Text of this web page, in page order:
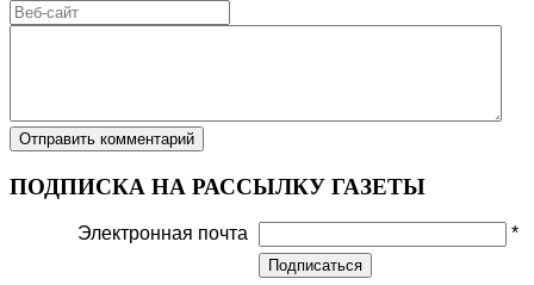
ПОДПИСКА НА РАССЫЛКУ ГАЗЕТЫ
Электронная почта *
Подписаться